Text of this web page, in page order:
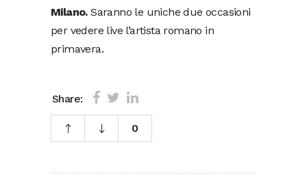
Milano.Saranno le uniche due occasioni
per vedere live l’artista romano in
primavera.
Share:
0